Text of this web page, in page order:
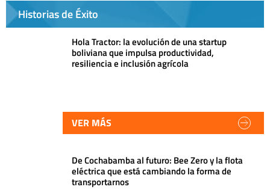
Historias de Éxito
Hola Tractor: la evolución de una startup
boliviana que impulsa productividad,
resiliencia e inclusión agrícola
VER MÁS
De Cochabamba al futuro: Bee Zero y la flota
eléctrica que está cambiando la forma de
transportarnos